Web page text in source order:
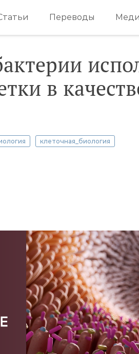
Переводы
в
клеточная_биология